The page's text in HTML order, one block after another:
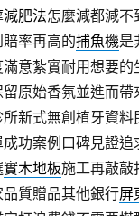
減肥法怎麼減都減不
率再高的捕魚機是
意紮實耐用想要的
原始香氛並進而帶
新式無創植牙資
功案例口碑見證追
實木地板施工再敲敲
質贈品其他銀行屏